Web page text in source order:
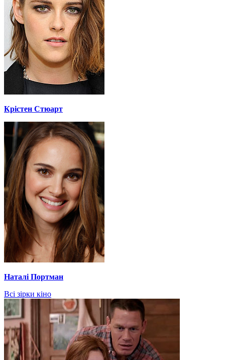
Крістен Стюарт
Наталі Портман
Всі зірки кіно